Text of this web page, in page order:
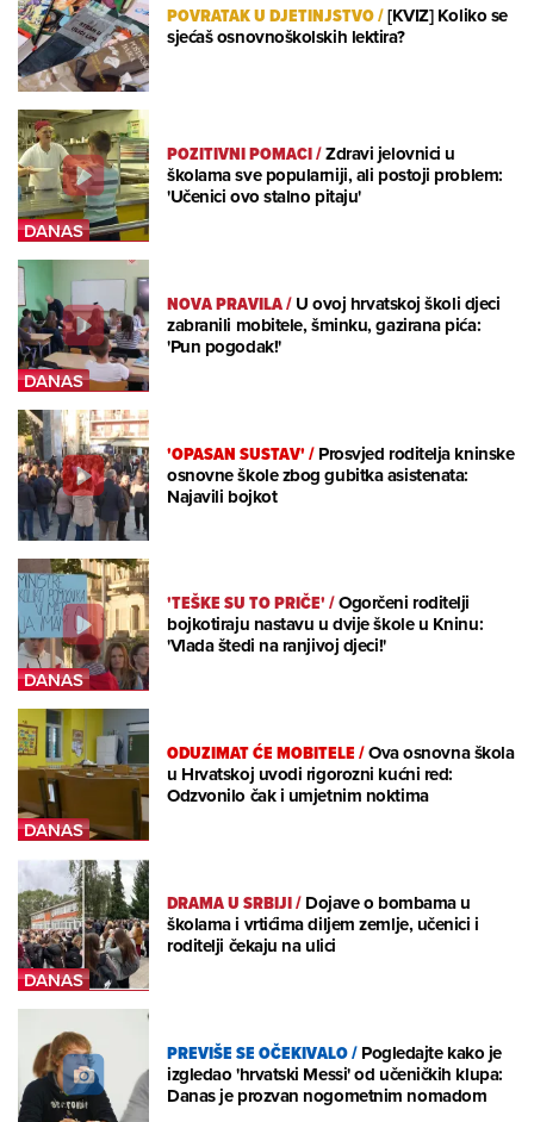
POVRATAK U DJETINJSTVO/[KVIZ] Koliko se
sjećaš osnovnoškolskih lektira?
POZITIVNI POMACI/Zdravi jelovnici u
školama sve popularniji, ali postoji problem:
'Učenici ovo stalno pitaju'
NOVA PRAVILA/U ovoj hrvatskoj školi djeci
zabranili mobitele, šminku, gazirana pića:
'Pun pogodak!'
'OPASAN SUSTAV'/Prosvjed roditelja kninske
osnovne škole zbog gubitka asistenata:
Najavili bojkot
'TEŠKE SU TO PRIČE'/Ogorčeni roditelji
bojkotiraju nastavu u dvije škole u Kninu:
'Vlada štedi na ranjivoj djeci!'
ODUZIMAT ĆE MOBITELE/Ova osnovna škola
u Hrvatskoj uvodi rigorozni kućni red:
Odzvonilo čak i umjetnim noktima
DRAMA U SRBIJI/Dojave o bombama u
školama i vrtićima diljem zemlje, učenici i
roditelji čekaju na ulici
PREVIŠE SE OČEKIVALO/Pogledajte kako je
izgledao 'hrvatski Messi' od učeničkih klupa:
Danas je prozvan nogometnim nomadom